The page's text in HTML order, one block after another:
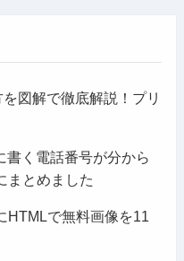
図解で徹底解説！プリ
書く電話番号が分から
まとめました
HTMLで無料画像を11